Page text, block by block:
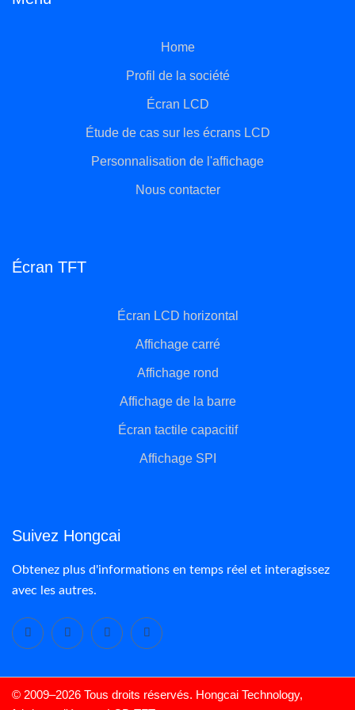
Home
Profil de la société
Écran LCD
Étude de cas sur les écrans LCD
Personnalisation de l'affichage
Nous contacter
Écran TFT
Écran LCD horizontal
Affichage carré
Affichage rond
Affichage de la barre
Écran tactile capacitif
Affichage SPI
Suivez Hongcai
Obtenez plus d'informations en temps réel et interagissez
avec les autres.
© 2009–2026 Tous droits réservés. Hongcai Technology,